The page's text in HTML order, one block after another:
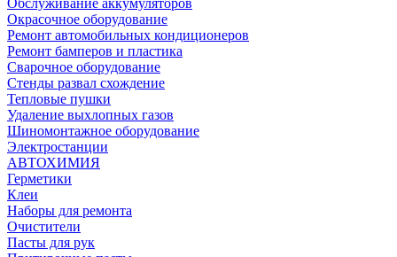
Обслуживание аккумуляторов
Окрасочное оборудование
Ремонт автомобильных кондиционеров
Ремонт бамперов и пластика
Сварочное оборудование
Стенды развал схождение
Тепловые пушки
Удаление выхлопных газов
Шиномонтажное оборудование
Электростанции
АВТОХИМИЯ
Герметики
Клеи
Наборы для ремонта
Очистители
Пасты для рук